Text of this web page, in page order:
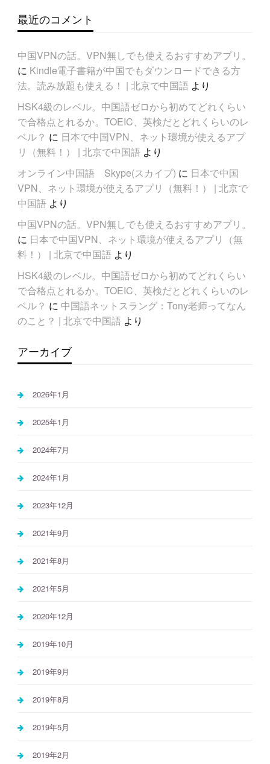
最近のコメント
中国VPNの話。VPN無しでも使えるおすすめアプリ。
に Kindle電子書籍が中国でもダウンロードできる方
法。読み放題も使える！ | 北京で中国語より
HSK4級のレベル。中国語ゼロから初めてどれくらい
で合格点とれるか。TOEIC、英検だとどれくらいのレ
ベル？ に 日本で中国VPN、ネット環境が使えるアプ
リ（無料！） | 北京で中国語より
オンライン中国語 Skype(スカイプ) に 日本で中国
VPN、ネット環境が使えるアプリ（無料！） | 北京で
中国語より
中国VPNの話。VPN無しでも使えるおすすめアプリ。
に 日本で中国VPN、ネット環境が使えるアプリ（無
料！） | 北京で中国語より
HSK4級のレベル。中国語ゼロから初めてどれくらい
で合格点とれるか。TOEIC、英検だとどれくらいのレ
ベル？ に 中国語ネットスラング：Tony老师ってなん
のこと？ | 北京で中国語より
アーカイブ
2026年1月
2025年1月
2024年7月
2024年1月
2023年12月
2021年9月
2021年8月
2021年5月
2020年12月
2019年10月
2019年9月
2019年8月
2019年5月
2019年2月